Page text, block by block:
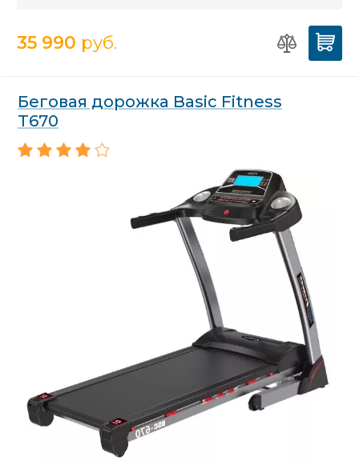
35 990 руб.
Беговая дорожка Basic Fitness
T670